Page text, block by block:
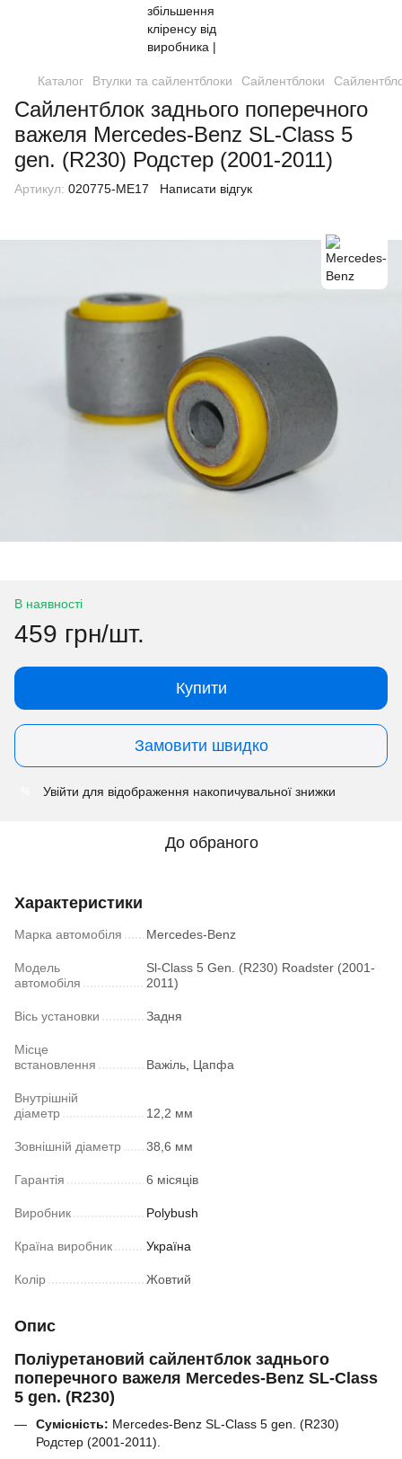
Каталог Втулки та сайлентблоки Сайлентблоки
Сайлентблок заднього поперечного
важеля Mercedes-Benz SL-Class 5
gen. (R230) Родстер (2001-2011)
Артикул: 020775-ME17 Написати відгук
В наявності
459 грн/шт.
Купити
Замовити швидко
Увійти для відображення накопичувальної знижки
До обраного
Характеристики
Марка автомобіля Mercedes-Benz
Модель
автомобіля
Sl-Class 5 Gen. (R230) Roadster (2001-
2011)
Вісь установки Задня
Місце
встановлення
Важіль, Цапфа
Внутрішній
діаметр
12,2 мм
Зовнішній діаметр 38,6 мм
Гарантія 6 місяців
Виробник Polybush
Країна виробник Україна
Колір Жовтий
Опис
Поліуретановий сайлентблок заднього
поперечного важеля Mercedes-Benz SL-Class
5 gen. (R230)
Сумісність: Mercedes-Benz SL-Class 5 gen. (R230)
Родстер (2001-2011).